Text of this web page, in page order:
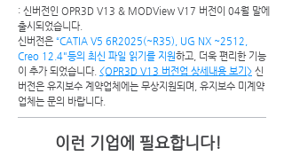
: 신버전인 OPR3D V13 & MODView V17 버전이 04월 말에
출시되었습니다.
신버전은 “CATIA V5 6R2025(~R35), UG NX ~2512,
Creo 12.4"등의 최신 파일 읽기를 지원하고, 더욱 편리한 기능
이 추가 되었습니다. <OPR3D V13 버전업 상세내용 보기> 신
버전은 유지보수 계약업체에는 무상지원되며, 유지보수 미계약
업체는 문의 바랍니다.
이런 기업에 필요합니다!